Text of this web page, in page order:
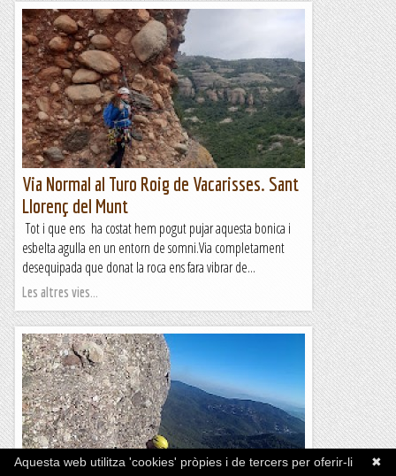
Via Normal al Turo Roig de Vacarisses. Sant
Llorenç del Munt
Tot i que ens ha costat hem pogut pujar aquesta bonica i
esbelta agulla en un entorn de somni.Via completament
desequipada que donat la roca ens fara vibrar de...
Les altres vies...
✖
Aquesta web utilitza 'cookies' pròpies i de tercers per oferir-li